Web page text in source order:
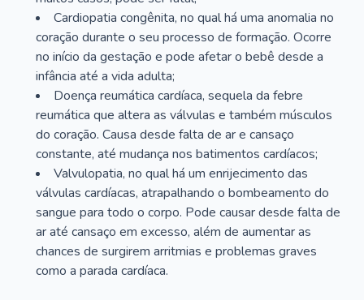
Cardiopatia congênita, no qual há uma anomalia no
coração durante o seu processo de formação. Ocorre
no início da gestação e pode afetar o bebê desde a
infância até a vida adulta;
Doença reumática cardíaca, sequela da febre
reumática que altera as válvulas e também músculos
do coração. Causa desde falta de ar e cansaço
constante, até mudança nos batimentos cardíacos;
Valvulopatia, no qual há um enrijecimento das
válvulas cardíacas, atrapalhando o bombeamento do
sangue para todo o corpo. Pode causar desde falta de
ar até cansaço em excesso, além de aumentar as
chances de surgirem arritmias e problemas graves
como a parada cardíaca.